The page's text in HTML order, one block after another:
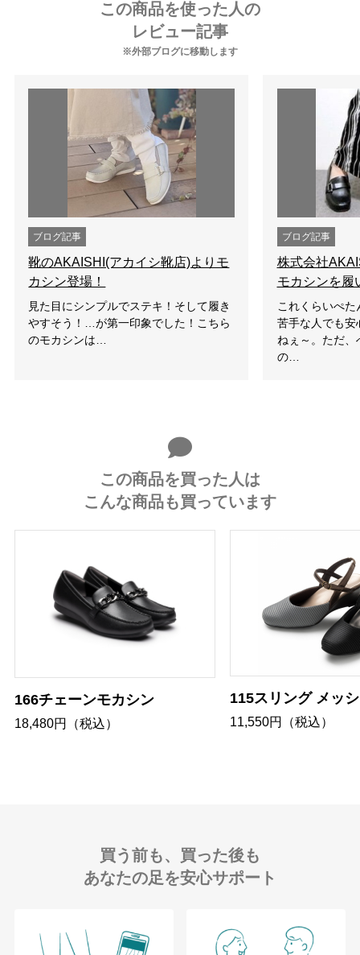
この商品を使った人の
レビュー記事
※外部ブログに移動します
ブログ記事
靴のAKAISHI(アカイシ靴店)よりモ
カシン登場！
見た目にシンプルでステキ！そして履き
やすそう！…が第一印象でした！こちら
のモカシンは…
ブログ記事
株式会社
モカシンを履
これくらいぺ
苦手な人でも安
ねぇ～。ただ
の…
この商品を買った人は
こんな商品も買っています
166チェーンモカシン
18,480円（税込）
115スリング メッ
11,550円（税込）
買う前も、買った後も
あなたの足を安心サポート